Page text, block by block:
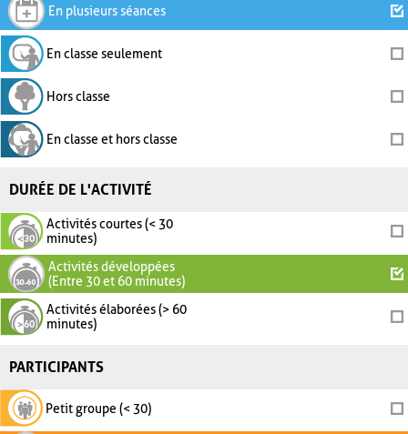
En plusieurs séances
En classe seulement
Hors classe
En classe et hors classe
DURÉE DE L'ACTIVITÉ
Activités courtes (< 30
minutes)
Activités développées
(Entre 30 et 60 minutes)
Activités élaborées (> 60
minutes)
PARTICIPANTS
Petit groupe (< 30)